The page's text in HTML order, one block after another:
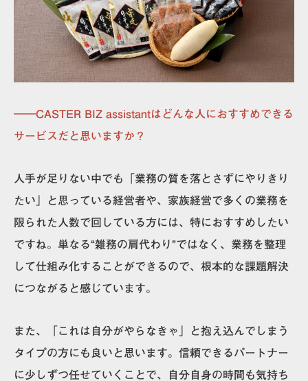
――CASTER BIZ assistantはどんな人におすすめできる
サービスだと思いますか？
人手が足りない中でも「業務の質を落とさずにやりきり
たい」と思っている経営者や、家族経営で多くの業務を
限られた人数で回している方には、特におすすめしたい
ですね。単なる“雑務の肩代わり”ではなく、業務を整理
して仕組み化することができるので、根本的な課題解決
につながると感じています。
また、「これは自分がやらなきゃ」と抱え込んでしまう
タイプの方にも良いと思います。信頼できるパートナー
に少しずつ任せていくことで、自分自身の時間も気持ち